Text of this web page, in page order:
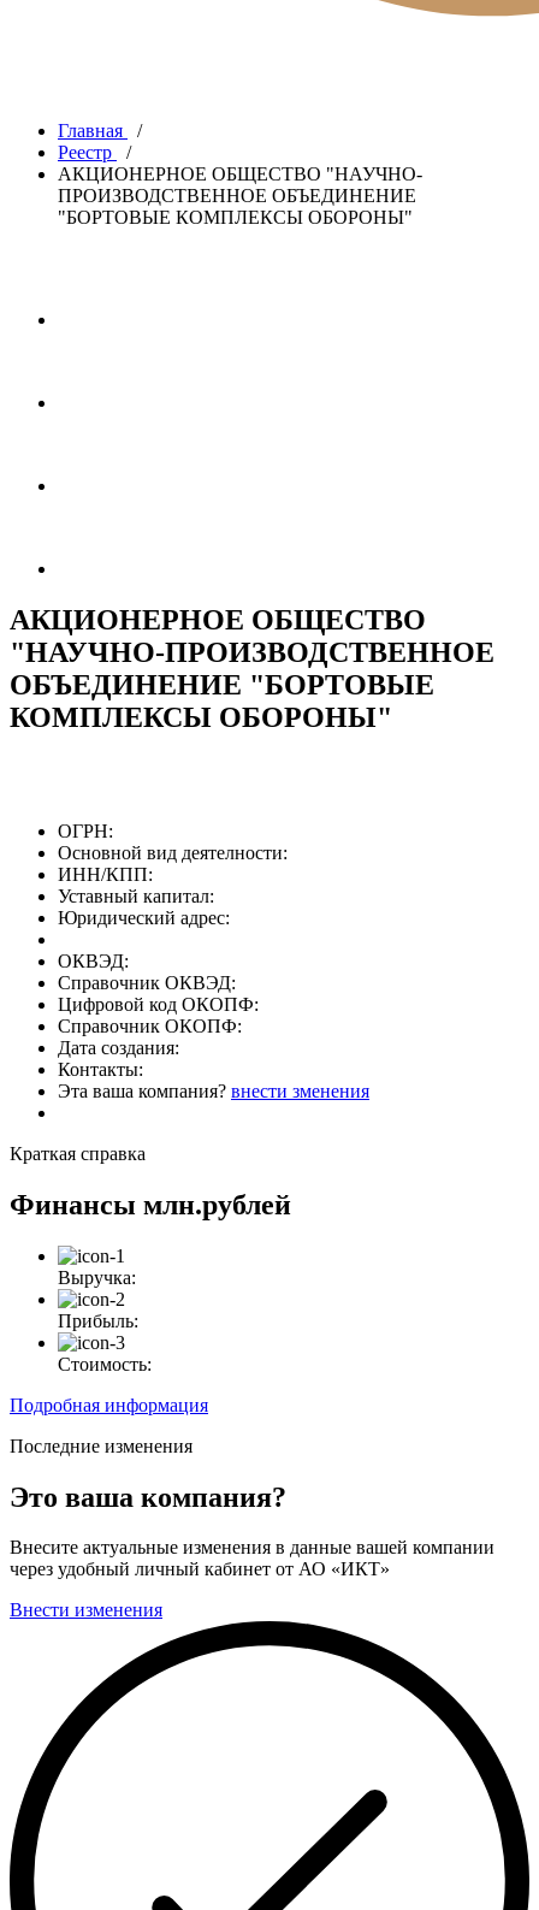
Главная
/
Реестр
/
АКЦИОНЕРНОЕ ОБЩЕСТВО "НАУЧНО-
ПРОИЗВОДСТВЕННОЕ ОБЪЕДИНЕНИЕ
"БОРТОВЫЕ КОМПЛЕКСЫ ОБОРОНЫ"
АКЦИОНЕРНОЕ ОБЩЕСТВО
"НАУЧНО-ПРОИЗВОДСТВЕННОЕ
ОБЪЕДИНЕНИЕ "БОРТОВЫЕ
КОМПЛЕКСЫ ОБОРОНЫ"
ОГРН:
Основной вид деятелности:
ИНН/КПП:
Уставный капитал:
Юридический адрес:
ОКВЭД:
Справочник ОКВЭД:
Цифровой код ОКОПФ:
Справочник ОКОПФ:
Дата создания:
Контакты:
Эта ваша компания? внести зменения
Краткая справка
Финансы млн.рублей
Выручка:
Прибыль:
Стоимость:
Подробная информация
Последние изменения
Это ваша компания?
Внесите актуальные изменения в данные вашей компании
через удобный личный кабинет от АО «ИКТ»
Внести изменения